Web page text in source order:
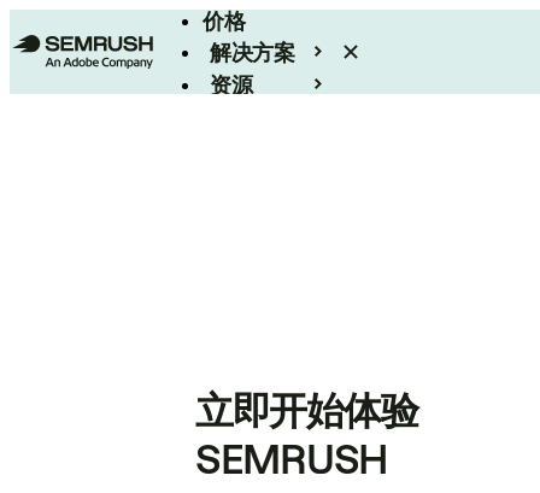
价格
解决方案
资源
立即开始体验
SEMRUSH